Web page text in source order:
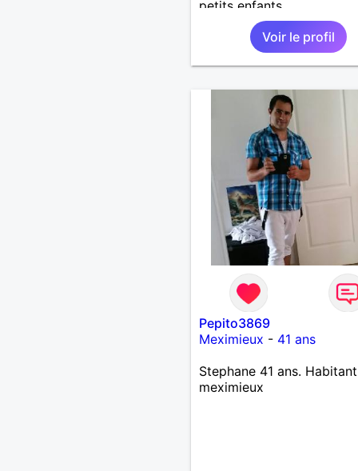
petits enfants.
Voir le profil
Pepito3869
Meximieux - 41 ans
Stephane 41 ans. Habitant
meximieux